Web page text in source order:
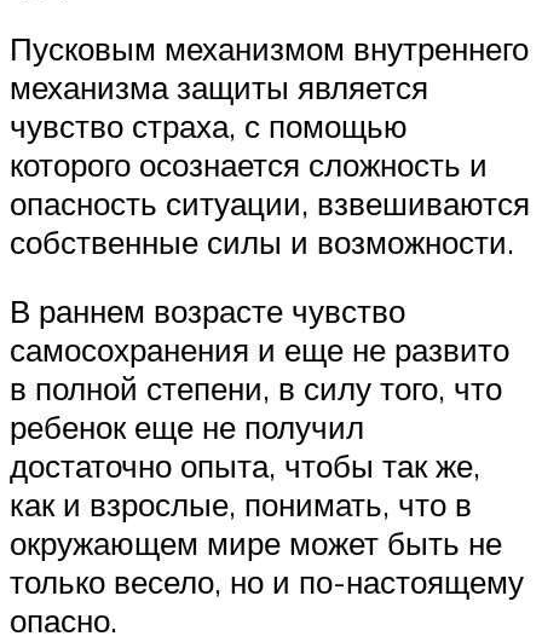
Пусковым механизмом внутреннего
механизма защиты является
чувство страха, с помощью
которого осознается сложность и
опасность ситуации, взвешиваются
собственные силы и возможности.
В раннем возрасте чувство
самосохранения и еще не развито
в полной степени, в силу того, что
ребенок еще не получил
достаточно опыта, чтобы так же,
как и взрослые, понимать, что в
окружающем мире может быть не
только весело, но и по-настоящему
опасно.